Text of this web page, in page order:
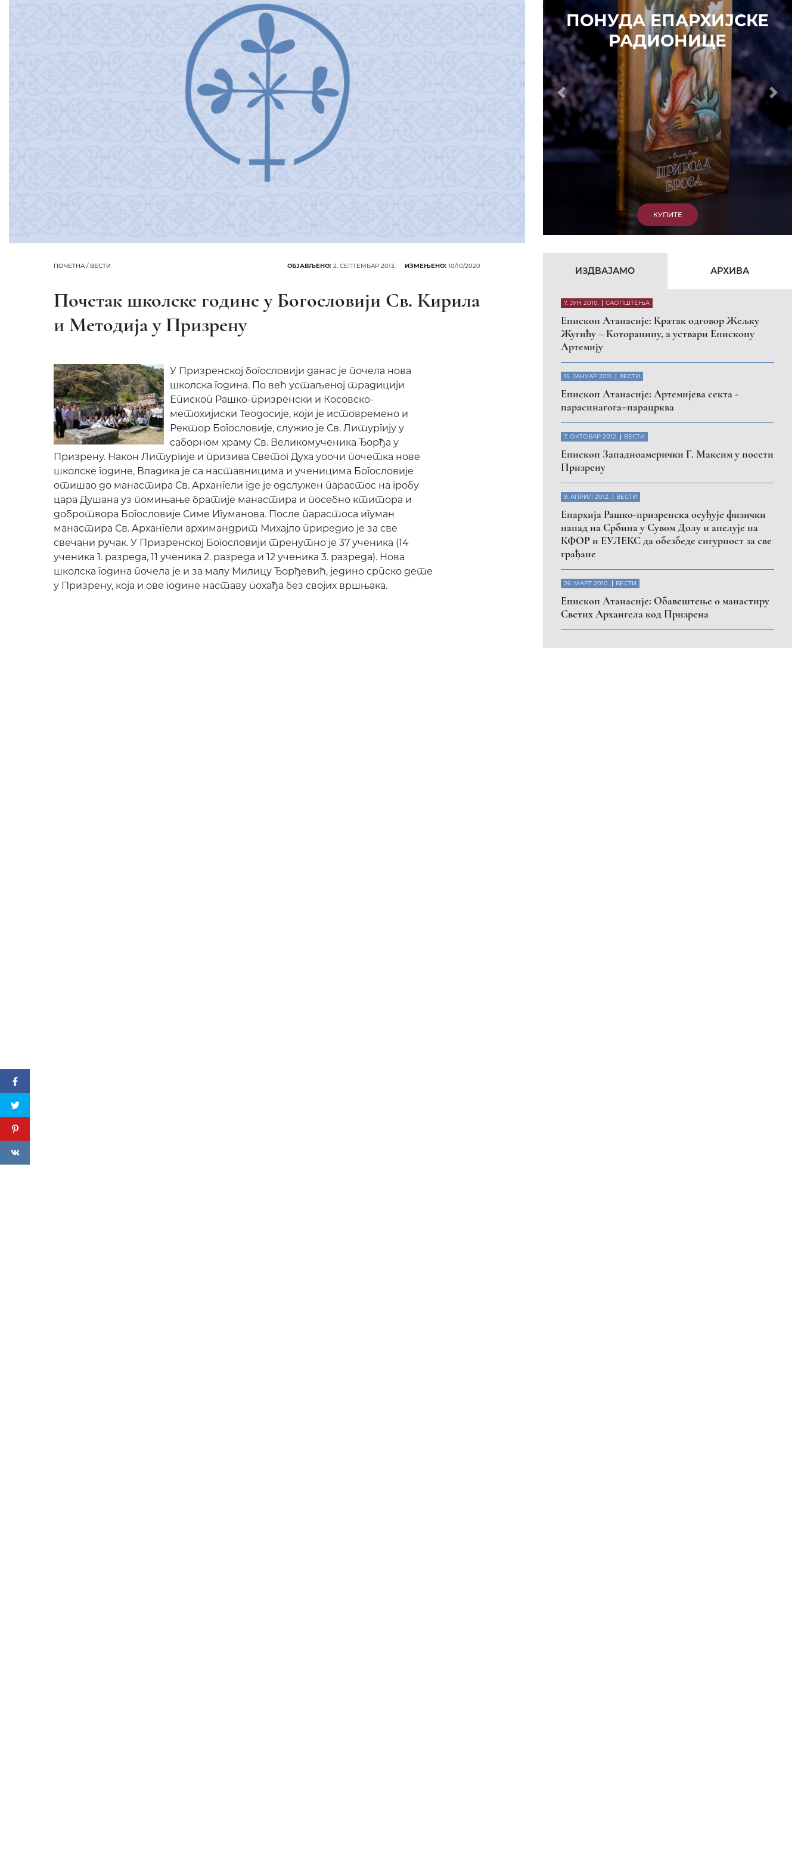
ПОЧЕТНА/ ВЕСТИ ОБЈАВЉЕНО: 2. СЕПТЕМБАР 2013. ИЗМЕЊЕНО: 10/10/2020
Почетак школске године у Богословији Св. Кирила
и Методија у Призрену
У Призренској богословији данас је почела нова
школска година. По већ устаљеној традицији
Епископ Рашко-призренски и Косовско-
метохијиски Теодосије, који је истовремено и
Ректор Богословије, служио је Св. Литургију у
саборном храму Св. Великомученика Ђорђа у
Призрену. Након Литургије и призива Светог Духа уоочи почетка нове
школске године, Владика је са наставницима и ученицима Богословије
отишао до манастира Св. Архангели где је одслужен парастос на гробу
цара Душана уз помињање братије манастира и посебно ктитора и
добротвора Богословије Симе Игуманова. После парастоса игуман
манастира Св. Архангели архимандрит Михајло приредио је за све
свечани ручак. У Призренској Богословији тренутно је 37 ученика (14
ученика 1. разреда, 11 ученика 2. разреда и 12 ученика 3. разреда). Нова
школска година почела је и за малу Милицу Ђорђевић, једино српско дете
у Призрену, која и ове године наставу похађа без својих вршњака.
КУПИТЕ
7. ЈУН 2010. САОПШТЕЊА
Eпископ Атанасије: Кратак одговор Жељку
Жугићу – Которанину, а уствари Епископу
Артемију
15. ЈАНУАР 2011. ВЕСТИ
Eпископ Атанасије: Артемијева секта -
парасинагога=парацрква
ВЕСТИ
Eпископ Западноамерички Г. Максим у посети
напад на Србина у Сувом Долу и апелује на
КФОР и ЕУЛЕКС да обезбеде сигурност за све
Eпископ Атанасије: Обавештење о манастиру
Светих Архангела код Призрена